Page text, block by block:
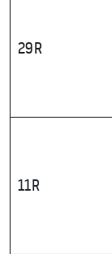
29R
11R